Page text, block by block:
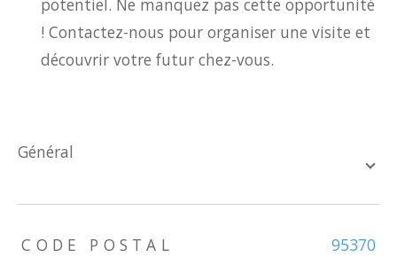
! Contactez-nous pour organiser une visite et
découvrir votre futur chez-vous.
général
TRAD_ZEPHYR_Caracteristique TRAD_ZEPHYR_Valeurs
CODE POSTAL 95370